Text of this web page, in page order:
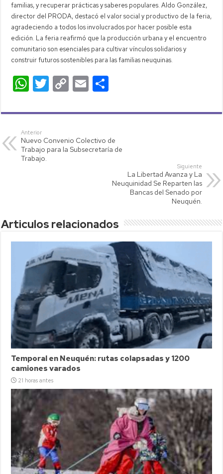
familias, y recuperar prácticas y saberes populares. Aldo González,
director del PRODA, destacó el valor social y productivo de la feria,
agradeciendo a todos los involucrados por hacer posible esta
edición. La feria reafirmó que la producción urbana y el encuentro
comunitario son esenciales para cultivar vínculos solidarios y
construir futuros sostenibles para las familias neuquinas.
W
at
s
A
p
T
tt
C
p
Li
E
ail m
ar
Anterior
Nuevo Convenio Colectivo de
Trabajo para la Subsecretaría de
Trabajo.
Siguiente
La Libertad Avanza y La
Neuquinidad Se Reparten las
Bancas del Senado por
Neuquén.
Articulos relacionados
Temporal en Neuquén: rutas colapsadas y 1200
camiones varados
21 horas antes